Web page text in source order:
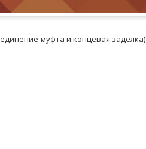
муфта и концевая заделка)